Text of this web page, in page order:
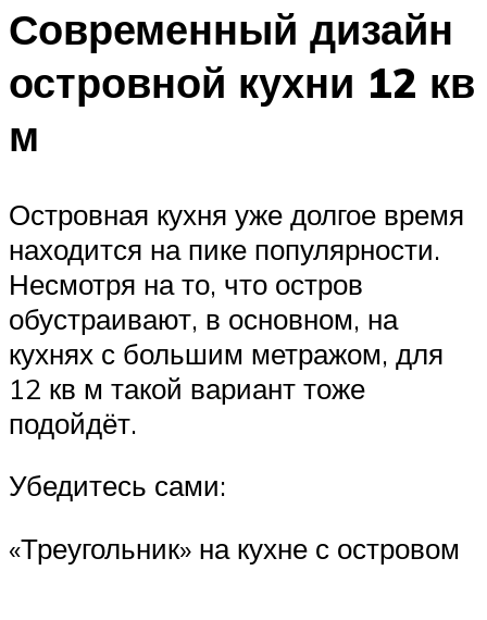
Современный дизайн
островной кухни 12 кв
м
Островная кухня уже долгое время
находится на пике популярности.
Несмотря на то, что остров
обустраивают, в основном, на
кухнях с большим метражом, для
12 кв м такой вариант тоже
подойдёт.
Убедитесь сами:
«Треугольник» на кухне с островом